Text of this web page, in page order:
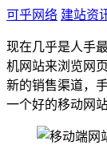
可乎网络 建站资
现在几乎是人手
机网站来浏览网
新的销售渠道，
一个好的移动网